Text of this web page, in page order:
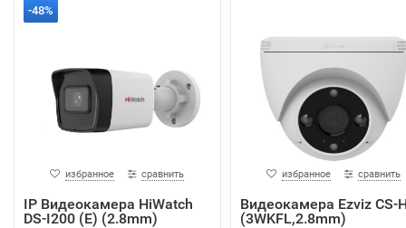
-48%
избранное сравнить
IP Видеокамера HiWatch
DS-I200 (E) (2.8mm)
избранное сравнить
Видеокамера Ezviz CS-
(3WKFL,2.8mm)